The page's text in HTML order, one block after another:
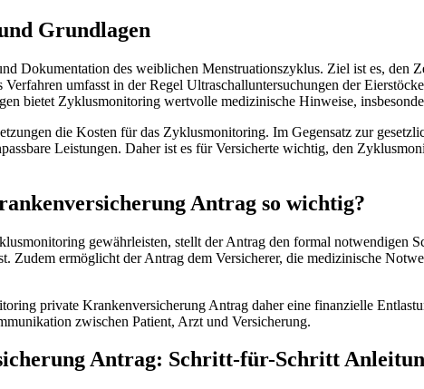
Grundlagen
Dokumentation des weiblichen Menstruationszyklus. Ziel ist es, den
umfasst in der Regel Ultraschalluntersuchungen der
bietet Zyklusmonitoring wertvolle medizinische Hinweise,
die Kosten für das Zyklusmonitoring. Im Gegensatz zur
Leistungen. Daher ist es für Versicherte wichtig, den
Antrag so wichtig?
gewährleisten, stellt der Antrag den formal notwendigen
Zudem ermöglicht der Antrag dem Versicherer, die medizinische
private Krankenversicherung Antrag daher eine finanzielle
zwischen Patient, Arzt und Versicherung.
Antrag: Schritt-für-Schritt